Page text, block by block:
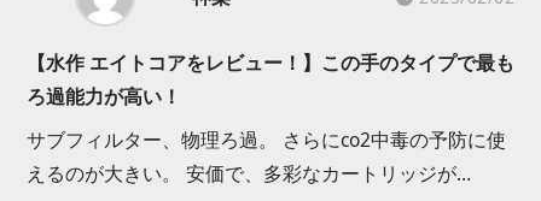
【水作 エイトコアをレビュー！】この手のタイプで最も
ろ過能力が高い！
サブフィルター、物理ろ過。 さらにco2中毒の予防に使
えるのが大きい。 安価で、多彩なカートリッジが…